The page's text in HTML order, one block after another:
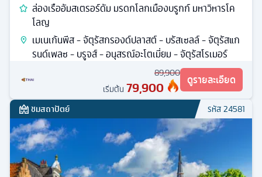
ล่องเรืออัมสเตรอร์ดัม มรดกโลกเมืองบรูกก์ มหาวิหารโค
โลญ
เมเนเก้นพีส - จัตุรัสกรองด์ปลาสต์ - บรัสเซลล์ - จัตุรัสแก
รนด์เพลซ - บรูจส์ - อนุสรณ์อะโตเมี่ยม - จัตุรัสโรเมอร์
89,900
เริ่มต้น 79,900 ดูรายละเอียด
ชมสถาปัตย์ รหัส24581